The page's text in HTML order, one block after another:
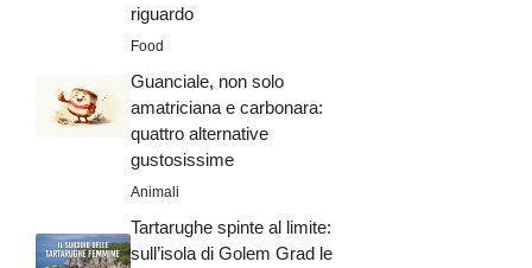
riguardo
Food
Guanciale, non solo
amatriciana e carbonara:
quattro alternative
gustosissime
Animali
Tartarughe spinte al limite:
sull’isola di Golem Grad le